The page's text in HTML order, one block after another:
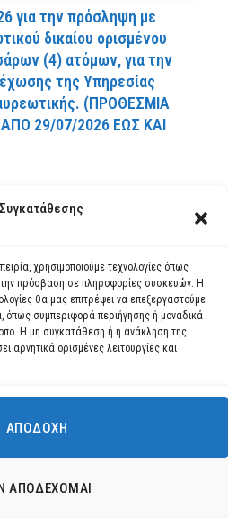
χρησιμοποιούμε τεχνολογίες όπως
πρόσβαση σε πληροφορίες συσκευών. Η
θα μας επιτρέψει να επεξεργαστούμε
συμπεριφορά περιήγησης ή μοναδικά
Η μη συγκατάθεση ή η ανάκληση της
αρνητικά ορισμένες λειτουργίες και
ΑΠΟΔΟΧΉ
ΑΠΟΔΈΧΟΜΑΙ
για την πρόσληψη με
δικαίου ορισμένου
(4) ατόμων, για την
της Υπηρεσίας
(ΠPOΘEΣMIA
29/07/2026 EΩΣ KAI
σας προσφέρουμε τη βέλτιστη εμπειρία